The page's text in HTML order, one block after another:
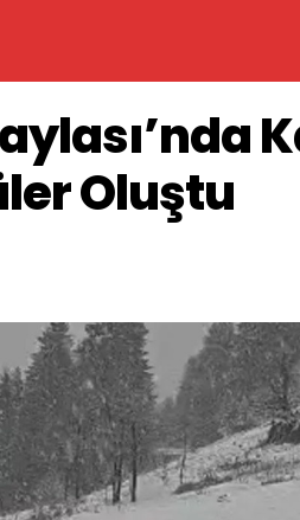
Oluştu